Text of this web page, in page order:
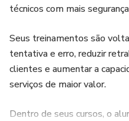
técnicos com mais
Seus treinamentos são
tentativa e erro, reduzir
clientes e aumentar a
serviços de maior valor.
Dentro de seus cursos, o